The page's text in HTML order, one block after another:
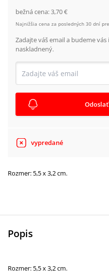
bežná cena:3,70 €
Najnižšia cena za posledných 30 dní
Zadajte váš email a budeme
naskladnený.
vypredané
Rozmer: 5,5 x 3,2 cm.
Popis
Rozmer: 5,5 x 3,2 cm.